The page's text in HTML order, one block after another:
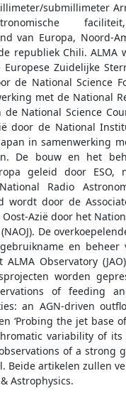
submillimeter
van Europa, Noord-
republiek Chili. ALMA
Zuidelijke
de National Science
met de National
de National Science
door de National
in samenwerking
De bouw en het
geleid door ESO,
Radio
wordt door de
Azië door het
De
en beheer
Observatory
worden
of feeding
an AGN-driven
‘Probing the jet base
variability of its
of a strong
Beide artikelen zullen
Astrophysics.